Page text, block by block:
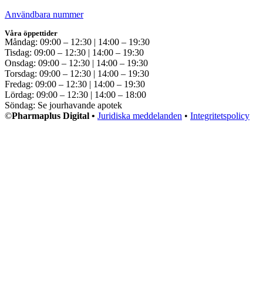
Användbara nummer
Våra öppettider
Måndag: 09:00 – 12:30 | 14:00 – 19:30
Tisdag: 09:00 – 12:30 | 14:00 – 19:30
Onsdag: 09:00 – 12:30 | 14:00 – 19:30
Torsdag: 09:00 – 12:30 | 14:00 – 19:30
Fredag: 09:00 – 12:30 | 14:00 – 19:30
Lördag: 09:00 – 12:30 | 14:00 – 18:00
Söndag: Se jourhavande apotek
©Pharmaplus Digital • Juridiska meddelanden • Integritetspolicy